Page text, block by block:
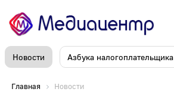
Новости Азбука налогоплательщика
Главная Новости